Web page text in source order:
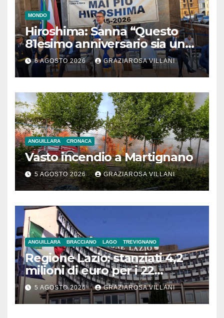
MONDO
Hiroshima: Sanna “Questo
81esimo anniversario sia un
monito per tutti”
6 AGOSTO 2026 GRAZIAROSA VILLANI
ANGUILLARA CRONACA
Vasto incendio a Martignano
5 AGOSTO 2026 GRAZIAROSA VILLANI
ANGUILLARA BRACCIANO LAGO TREVIGNANO
Regione Lazio: stanziati 4,2
milioni di euro per i 22
Comuni dell’Etruria
Meridionale
5 AGOSTO 2026 GRAZIAROSA VILLANI